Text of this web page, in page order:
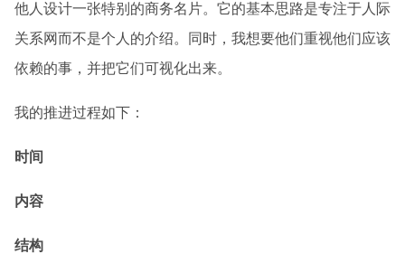
他人设计一张特别的商务名片。它的基本思路是专注于人际
关系网而不是个人的介绍。同时，我想要他们重视他们应该
依赖的事，并把它们可视化出来。
我的推进过程如下：
时间
内容
结构